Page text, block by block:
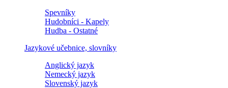
Spevníky
Hudobníci - Kapely
Hudba - Ostatné
Jazykové učebnice, slovníky
Anglický jazyk
Nemecký jazyk
Slovenský jazyk